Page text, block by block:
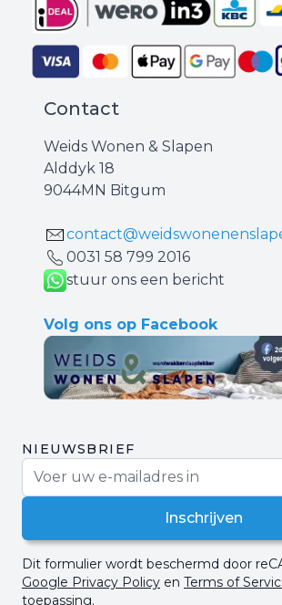
Contact
Weids Wonen & Slapen
Alddyk 18
9044MN Bitgum
0031 ‪58 799 2016‬
stuur ons een bericht
Volg ons op Facebook
NIEUWSBRIEF
Inschrijven
Dit formulier wordt beschermd door
Google Privacy Policy en Terms of
toepassing.